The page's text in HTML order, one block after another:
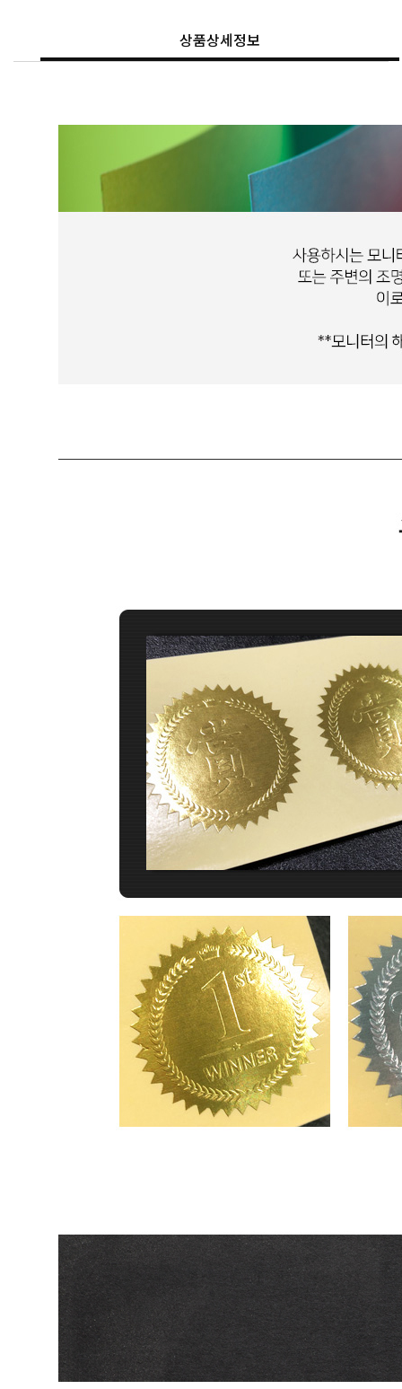
상품상세정보